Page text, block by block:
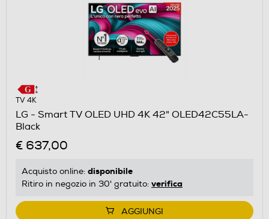
TV 4K
LG - Smart TV OLED UHD 4K 42" OLED42C55LA-
Black
€ 637,00
Acquisto online: disponibile
Ritiro in negozio in 30' gratuito: verifica
AGGIUNGI